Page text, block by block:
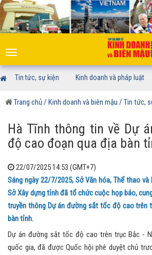
Toggle
navigation
Tin tức, sự kiện Kinh doanh và pháp luật
Trang chủ/ Kinh doanh và biên mậu / Tin tức,
Hà Tĩnh thông tin về Dự
độ cao đoạn qua địa bàn
22/07/2025 14:53 (GMT+7)
Sáng ngày 22/7/2025, Sở Văn hóa, Thể thao
Sở Xây dựng tỉnh đã tổ chức cuộc họp báo,
truyền thông Dự án đường sắt tốc độ cao trên
bàn tỉnh.
Dự án đường sắt tốc độ cao trên trục Bắc -
quốc gia, đã được Quốc hội phê duyệt chủ